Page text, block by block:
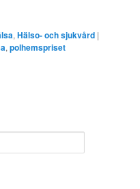
,Hälso- och sjukvård |
,polhemspriset